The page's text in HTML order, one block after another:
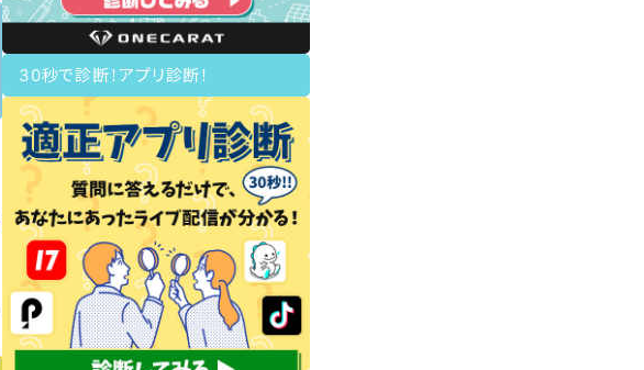
30秒で診断！アプリ診断！